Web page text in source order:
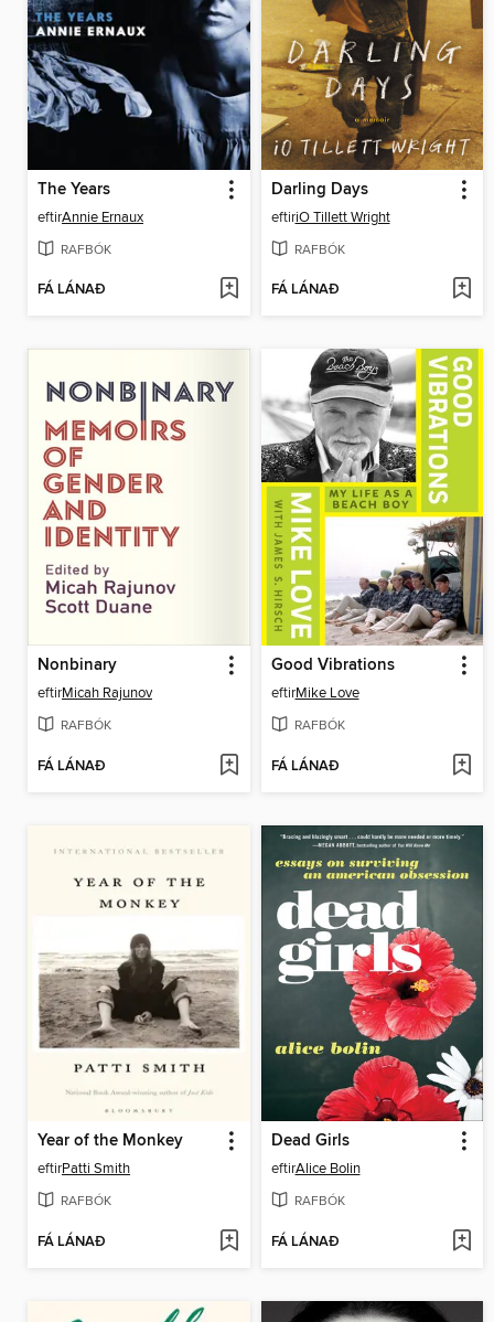
The Years
eftirAnnie Ernaux
RAFBÓK
FÁ LÁNAÐ
Darling Days
eftiriO Tillett Wright
RAFBÓK
FÁ LÁNAÐ
Nonbinary
eftirMicah Rajunov
RAFBÓK
FÁ LÁNAÐ
Good Vibrations
eftirMike Love
RAFBÓK
FÁ LÁNAÐ
Year of the Monkey
eftirPatti Smith
RAFBÓK
FÁ LÁNAÐ
Dead Girls
eftirAlice Bolin
RAFBÓK
FÁ LÁNAÐ